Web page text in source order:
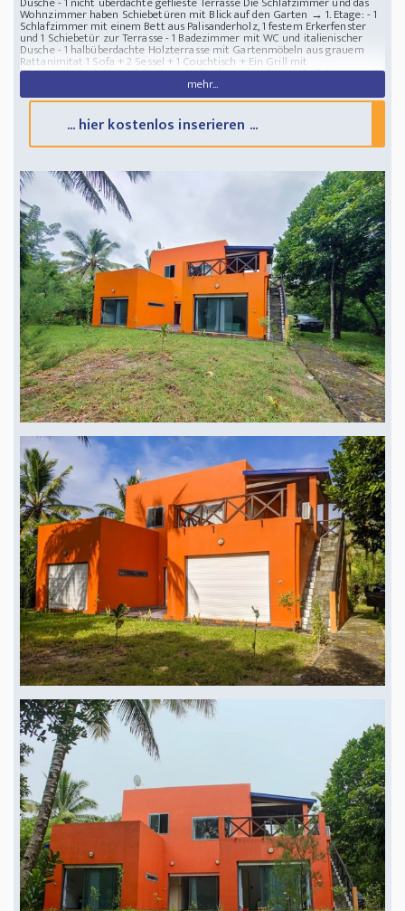
Wohnzimmer haben Schiebetüren mit Blick auf den Garten → 1. Etage: - 1
Schlafzimmer mit einem Bett aus Palisanderholz, 1 festem Erkerfenster
und 1 Schiebetür zur Terrasse - 1 Badezimmer mit WC und italienischer
Dusche - 1 halbüberdachte Holzterrasse mit Gartenmöbeln aus grauem
Rattanimitat 1 Sofa + 2 Sessel + 1 Couchtisch + Ein Grill mit
Küchenarbeitsplatte und Spüle → Außenbereich: - Sonnenkollektoren mit
Batterien (im Innenbereich) für Beleuchtung und Kühlschrank - 5-kVA-
Diesel-Notstromaggregat für Waschmaschine, Rollläden und Klimaanlagen.
- Hochwassertank mit einer Kapazität von 2 m3, der von einer Solarpumpe
gespeist wird - Solarwarmwasserbereiter - 1 Außendusche -
Hausmeisterhaus mit 1 Schlafzimmer + Dusche und WC - 1 Lagerhaus - 1
halber Basketballplatz - 1 Chalet am Meer - Mehr als ein Dutzend
Zweistöckige Villa am Meer
mehr...
... hier kostenlos inserieren ...